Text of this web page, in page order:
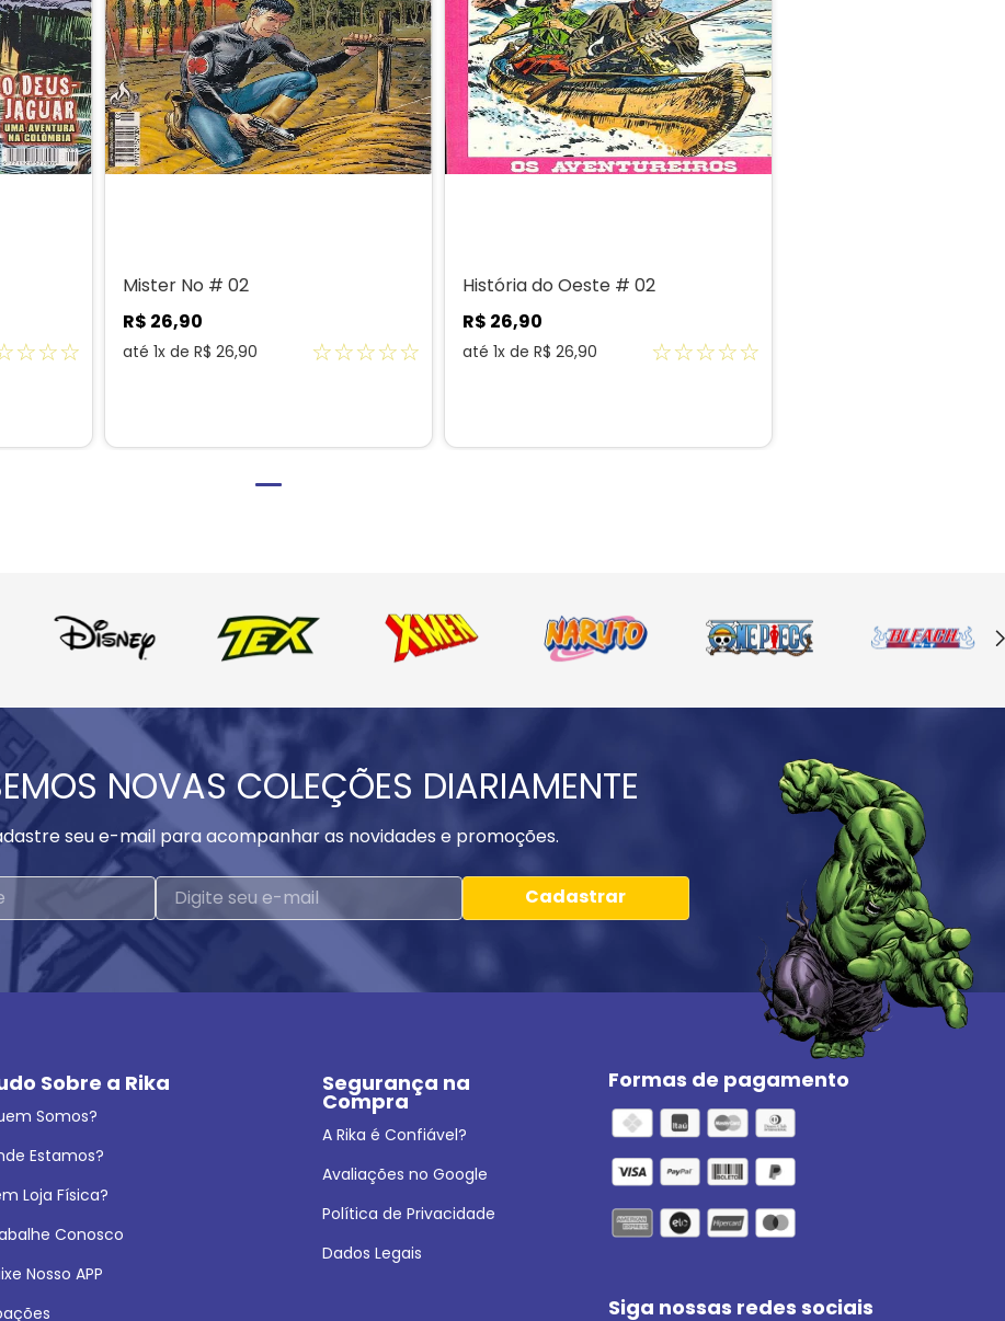
☆☆☆
Mister No # 02
R$ 26,90
até 1x de R$ 26,90 ☆☆☆☆☆
História do Oeste # 02
R$ 26,90
até 1x de R$ 26,90 ☆☆☆☆☆
NOVAS COLEÇÕES DIARIAMENTE
seu e-mail para acompanhar as novidades e promoções.
Cadastrar
Sobre a Rika
Somos?
Estamos?
Loja Física?
Conosco
Nosso APP
Segurança na
Compra
A Rika é Confiável?
Avaliações no Google
Política de Privacidade
Dados Legais
Formas de pagamento
Siga nossas redes sociais